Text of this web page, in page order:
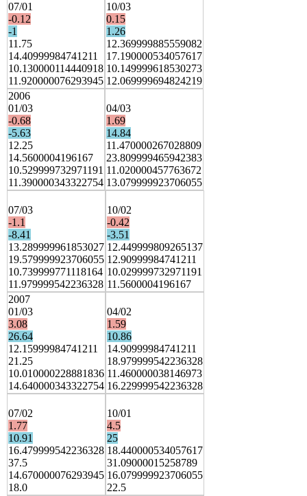
07/01
-0.12
-1
11.75
14.40999984741211
10.130000114440918
11.920000076293945
10/03
0.15
1.26
12.369999885559082
17.190000534057617
10.149999618530273
12.069999694824219
2006
01/03
-0.68
-5.63
12.25
14.5600004196167
10.529999732971191
11.390000343322754
04/03
1.69
14.84
11.470000267028809
23.809999465942383
11.020000457763672
13.079999923706055
07/03
-1.1
-8.41
13.289999961853027
19.579999923706055
10.739999771118164
11.979999542236328
10/02
-0.42
-3.51
12.449999809265137
12.90999984741211
10.029999732971191
11.5600004196167
2007
01/03
3.08
26.64
12.15999984741211
21.25
10.010000228881836
14.640000343322754
04/02
1.59
10.86
14.90999984741211
18.979999542236328
11.460000038146973
16.229999542236328
07/02
1.77
10.91
16.479999542236328
37.5
14.670000076293945
18.0
10/01
4.5
25
18.440000534057617
31.09000015258789
16.079999923706055
22.5